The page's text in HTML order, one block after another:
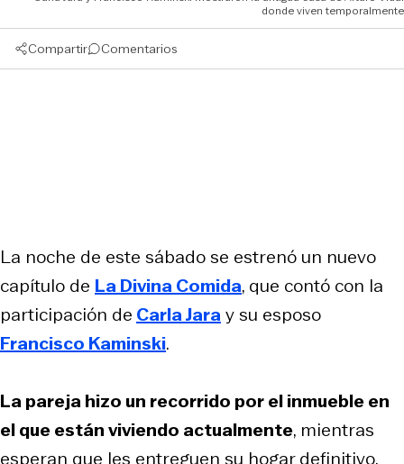
donde viven temporalmente
Compartir Comentarios
La noche de este sábado se estrenó un nuevo
capítulo de La Divina Comida, que contó con la
participación de Carla Jaray su esposo
Francisco Kaminski.
La pareja hizo un recorrido por el inmueble en
el que están viviendo actualmente, mientras
esperan que les entreguen su hogar definitivo.